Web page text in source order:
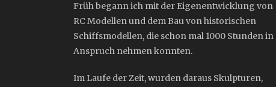
Früh begann ich mit der Eigenentwicklung von
RC Modellen und dem Bau von historischen
Schiffsmodellen, die schon mal 1000 Stunden in
Anspruch nehmen konnten.
Im Laufe der Zeit, wurden daraus Skulpturen,